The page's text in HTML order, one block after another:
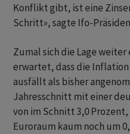
Konflikt gibt, ist eine
Schritt», sagte Ifo-
Zumal sich die Lage
erwartet, dass die
ausfällt als bisher
Jahresschnitt mit einer
von im Schnitt 3,0
Euroraum kaum noch um